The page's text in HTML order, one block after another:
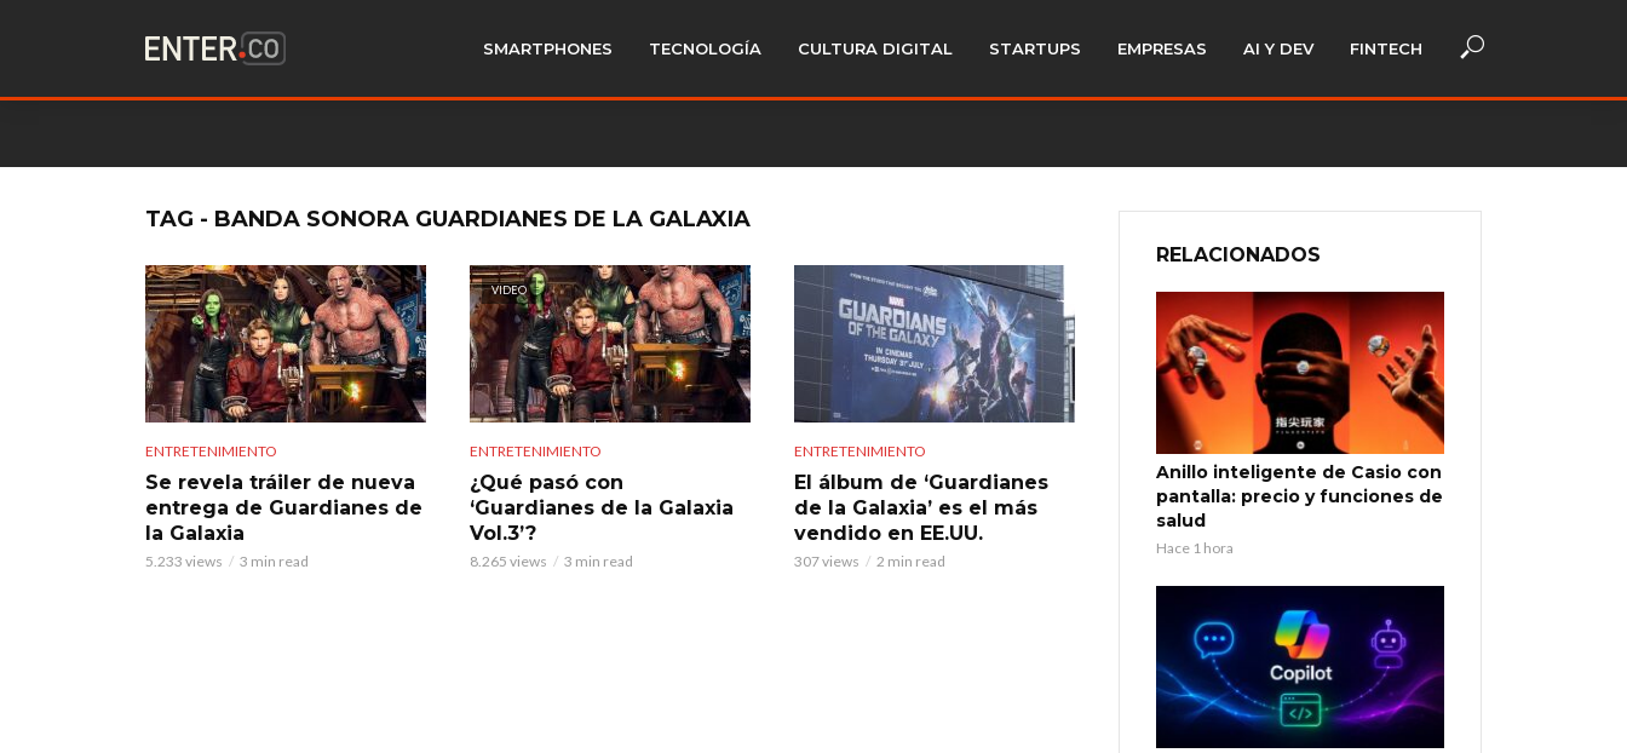
SMARTPHONES TECNOLOGÍA CULTURA DIGITAL STARTUPS EMPRESAS AI Y DEV FINTECH
TAG - BANDA SONORA GUARDIANES DE LA GALAXIA
ENTRETENIMIENTO
Se revela tráiler de nueva
entrega de Guardianes de
la Galaxia
5.233 views 3 min read
VIDEO
ENTRETENIMIENTO
¿Qué pasó con
‘Guardianes de la Galaxia
Vol.3’?
8.265 views 3 min read
ENTRETENIMIENTO
El álbum de ‘Guardianes
de la Galaxia’ es el más
vendido en EE.UU.
307 views 2 min read
RELACIONADOS
Anillo inteligente de Casio con
pantalla: precio y funciones de
salud
Hace 1 hora